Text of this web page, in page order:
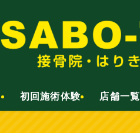
初回施術体験 店舗一覧